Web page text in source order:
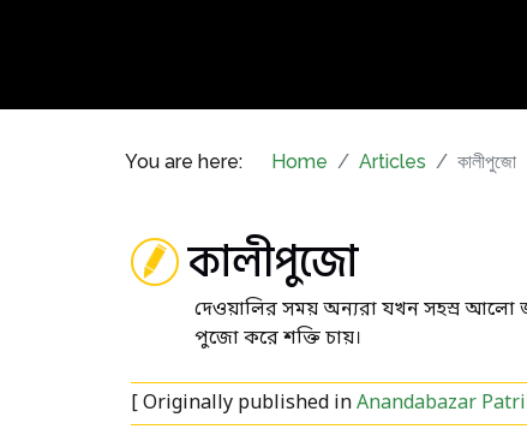
You are here: Home Articles কালীপুজো
কালীপুজো
দেওয়ালির সময় অন্যরা যখন সহস্র আলো
পুজো করে শক্তি চায়।
[ Originally published inAnandabazar